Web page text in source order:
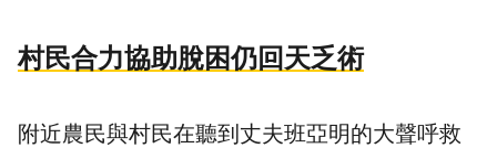
村民合力協助脫困仍回天乏術
附近農民與村民在聽到丈夫班亞明的大聲呼救